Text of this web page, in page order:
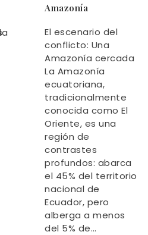
Amazonía
El escenario del
conflicto: Una
Amazonía cercada
La Amazonía
ecuatoriana,
tradicionalmente
conocida como El
Oriente, es una
región de
contrastes
profundos: abarca
el 45% del territorio
nacional de
Ecuador, pero
alberga a menos
del 5% de…